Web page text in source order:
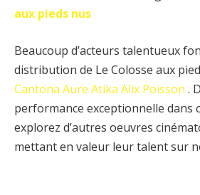
aux pieds nus
Beaucoup d’acteurs talentueux
distribution de Le Colosse aux
Cantona Aure Atika Alix Poisson .
performance exceptionnelle dans
explorez d’autres oeuvres
mettant en valeur leur talent sur